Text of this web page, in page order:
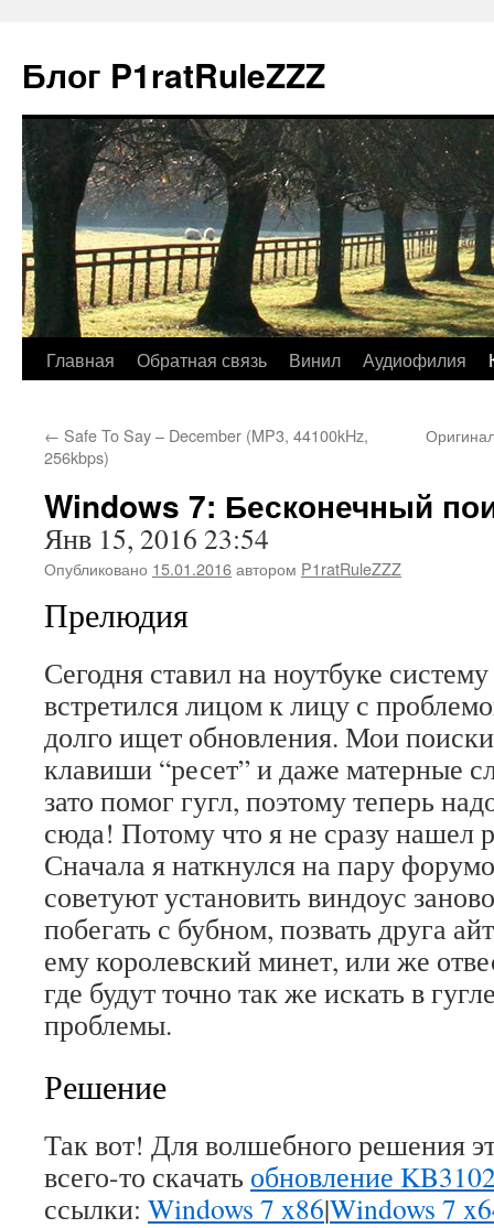
Блог P1ratRuleZZZ
Главная Обратная связь Винил Аудиофилия
← Safe To Say – December (MP3, 44100kHz,
256kbps)
Windows 7: Бесконечный
Янв 15, 2016 23:54
Опубликовано 15.01.2016автором P1ratRuleZZZ
Прелюдия
Сегодня ставил на ноутбуке
встретился лицом к лицу с
долго ищет обновления. Мои
клавиши “ресет” и даже матерные
зато помог гугл, поэтому теперь
сюда! Потому что я не сразу нашел
Сначала я наткнулся на пару
советуют установить виндоус
побегать с бубном, позвать друга
ему королевский минет, или же
где будут точно так же искать в
проблемы.
Решение
Так вот! Для волшебного решения
всего-то скачать обновление
ссылки: Windows 7 x86|Windows 7